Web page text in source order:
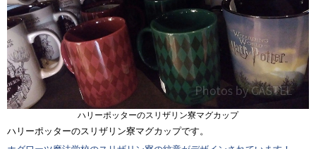
ハリーポッターのスリザリン寮マグカップ
ハリーポッターのスリザリン寮マグカップです。